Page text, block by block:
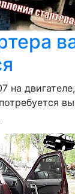
на